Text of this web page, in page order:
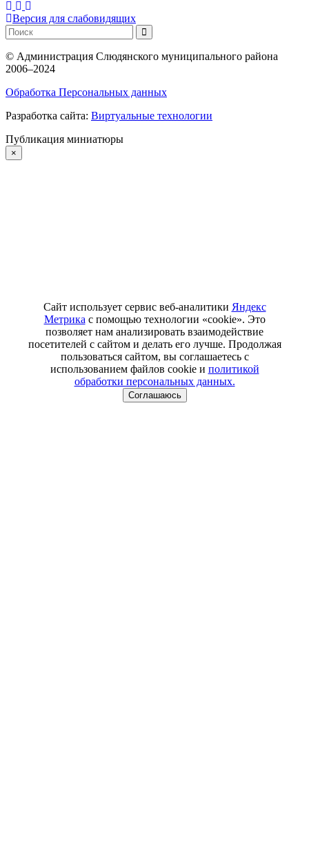
Версия для слабовидящих
© Администрация Слюдянского муниципального района
2006–2024
Обработка Персональных данных
Разработка сайта: Виртуальные технологии
Публикация миниатюры
×
Сайт использует сервис веб-аналитики Яндекс
Метрика с помощью технологии «cookie». Это
позволяет нам анализировать взаимодействие
посетителей с сайтом и делать его лучше. Продолжая
пользоваться сайтом, вы соглашаетесь с
использованием файлов cookie и политикой
обработки персональных данных.
Соглашаюсь